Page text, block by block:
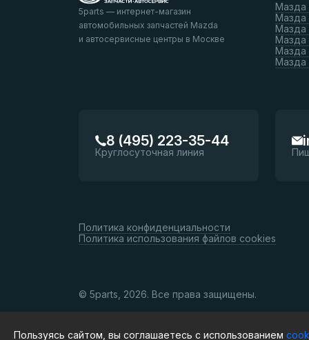
5parts — интернет-магазин
автомобильных запчастей Mazda
и автосервисные центры в Москве
Мазда
Мазда
Мазда
Мазда
8 (495) 223-35-44
Круглосуточная линия
Политика конфиденциальности
Политика использования файлов cookies
© 5parts, 2026. Все права защищены.
Пользуясь сайтом, вы соглашаетесь с использованием